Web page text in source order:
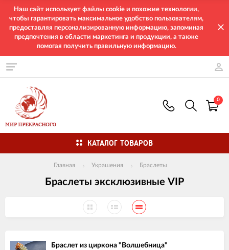
Наш сайт использует файлы cookie и похожие технологии,
чтобы гарантировать максимальное удобство пользователям,
предоставляя персонализированную информацию, запоминая
предпочтения в области маркетинга и продукции, а также
помогая получить правильную информацию.
0
КАТАЛОГ ТОВАРОВ
Главная Украшения Браслеты
Браслеты эксклюзивные VIP
Браслет из циркона "Волшебница"